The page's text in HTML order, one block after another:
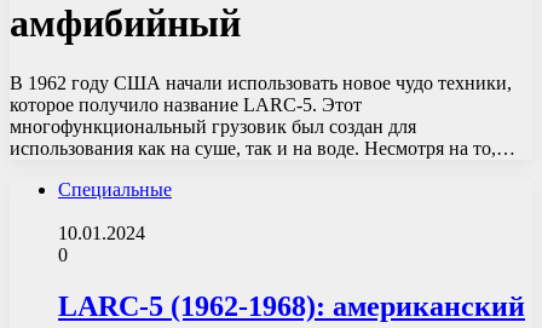
амфибийный
В 1962 году США начали использовать новое чудо техники,
которое получило название LARC-5. Этот
многофункциональный грузовик был создан для
использования как на суше, так и на воде. Несмотря на то,…
Специальные
10.01.2024
0
LARC-5 (1962-1968): американский